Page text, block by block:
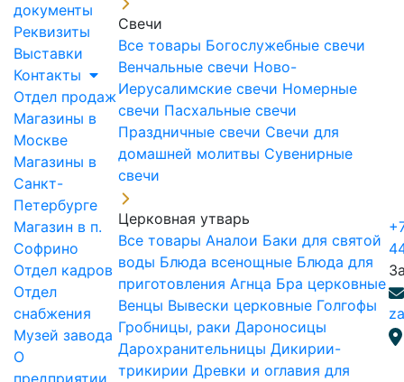
документы
Реквизиты
Выставки
Контакты
Отдел продаж
Магазины в
Москве
Магазины в
Санкт-
Петербурге
Магазин в п.
Софрино
Отдел кадров
Отдел
снабжения
Музей завода
О
предприятии
Свечи
Все товары Богослужебные свечи
Венчальные свечи Ново-
Иерусалимские свечи Номерные
свечи Пасхальные свечи
Праздничные свечи Свечи для
домашней молитвы Сувенирные
свечи
Церковная утварь
Все товары Аналои Баки для святой
воды Блюда всенощные Блюда для
приготовления Агнца Бра церковные
Венцы Вывески церковные Голгофы
Гробницы, раки Дароносицы
Дарохранительницы Дикирии-
трикирии Древки и оглавия для